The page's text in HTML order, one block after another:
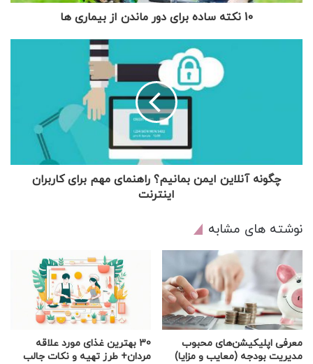
10 نکته ساده برای دور ماندن از بیماری ها
چگونه آنلاین ایمن بمانیم؟ راهنمای مهم برای کاربران
اینترنت
نوشته های مشابه
معرفی اپلیکیشن‌های محبوب
مدیریت بودجه (معایب و مزایا)
30 بهترین غذای مورد علاقه
مردان+ طرز تهیه و نکات جالب